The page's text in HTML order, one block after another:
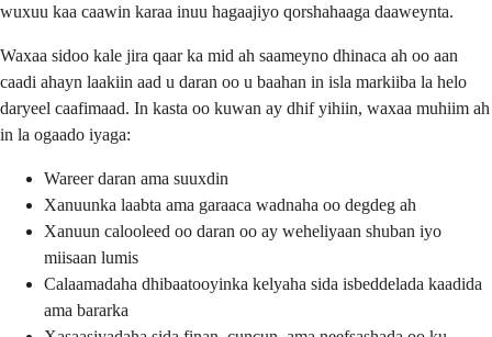
wuxuu kaa caawin karaa inuu hagaajiyo qorshahaaga daaweynta.
Waxaa sidoo kale jira qaar ka mid ah saameyno dhinaca ah oo aan
caadi ahayn laakiin aad u daran oo u baahan in isla markiiba la helo
daryeel caafimaad. In kasta oo kuwan ay dhif yihiin, waxaa muhiim ah
in la ogaado iyaga:
Wareer daran ama suuxdin
Xanuunka laabta ama garaaca wadnaha oo degdeg ah
Xanuun calooleed oo daran oo ay weheliyaan shuban iyo
miisaan lumis
Calaamadaha dhibaatooyinka kelyaha sida isbeddelada kaadida
ama bararka